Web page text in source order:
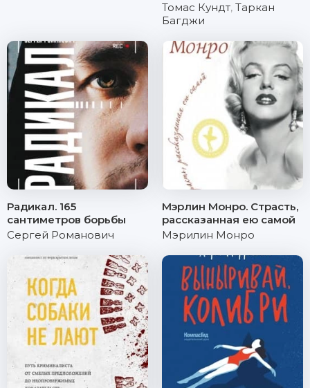
Томас Кундт, Таркан
Багджи
Радикал. 165
сантиметров борьбы
Сергей Романович
Мэрлин Монро. Страсть,
рассказанная ею самой
Мэрилин Монро